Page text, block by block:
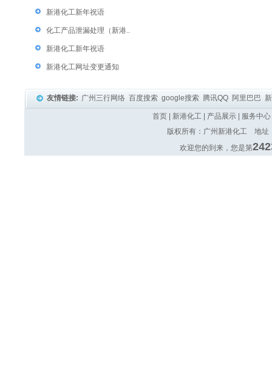
新港化工新年祝语
化工产品泄漏处理（新港..
新港化工新年祝语
新港化工网址变更通知
友情链接: 广州三行网络 百度搜索 google搜索 腾讯QQ 阿里巴巴
首页 新港化工 产品展示 服务中心
版权所有：广州新港化工 地
欢迎您的到来，您是第